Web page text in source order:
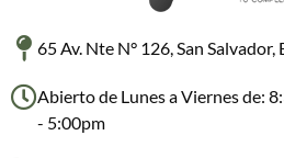
65 Av. Nte N° 126, San Salvador,
Abierto de Lunes a Viernes de:
- 5:00pm